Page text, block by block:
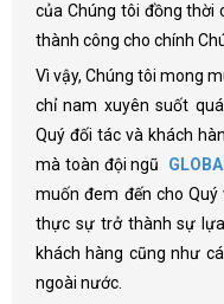
của Chúng tôi đồng thời
thành công cho chính
Vì vậy, Chúng tôi mong
chỉ nam xuyên suốt
Quý đối tác và khách
mà toàn đội ngũ
muốn đem đến cho Quý
thực sự trở thành sự
khách hàng cũng như
ngoài nước.